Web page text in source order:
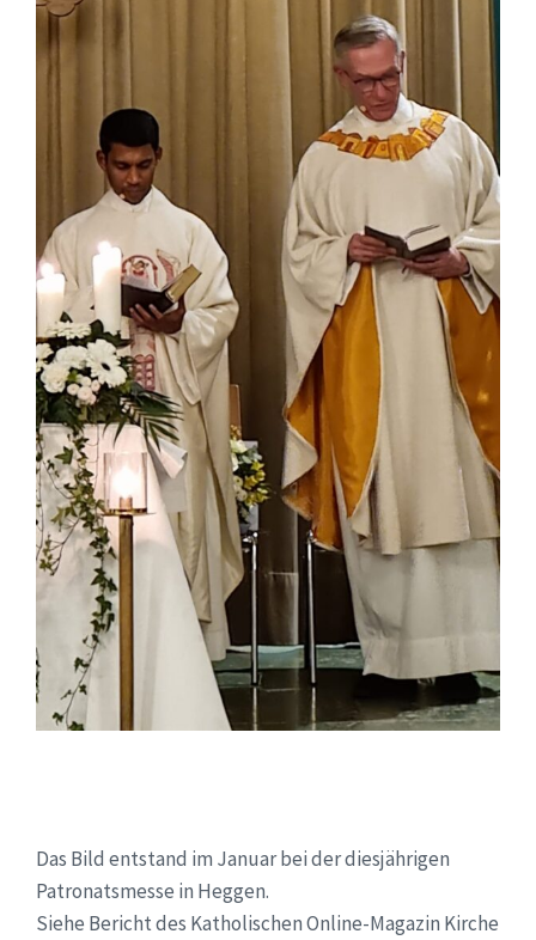
Das Bild entstand im Januar bei der diesjährigen
Patronatsmesse in Heggen.
Siehe Bericht des Katholischen Online-Magazin Kirche